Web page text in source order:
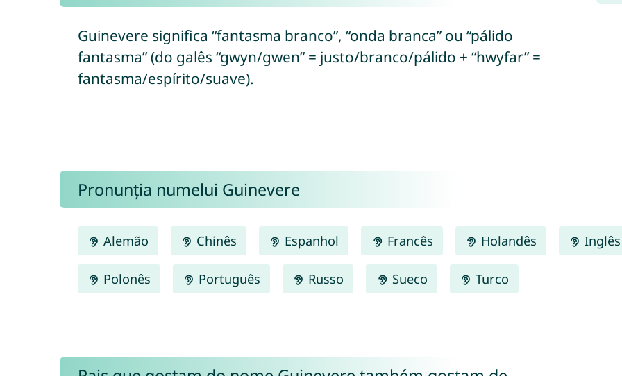
Guinevere significa “fantasma branco”, “onda branca” ou “pálido
fantasma” (do galês “gwyn/gwen” = justo/branco/pálido + “hwyfar” =
fantasma/espírito/suave).
Pronunția numelui Guinevere
Alemão Chinês Espanhol Francês Holandês Inglês
Polonês Português Russo Sueco Turco